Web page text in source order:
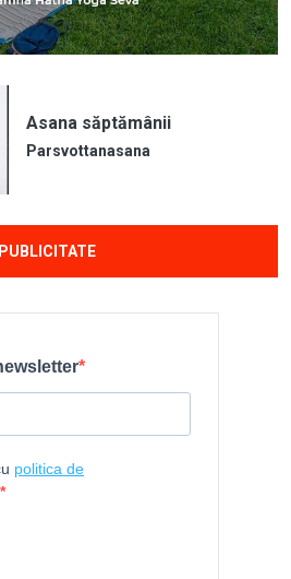
Asana săptămânii
Parsvottanasana
PUBLICITATE